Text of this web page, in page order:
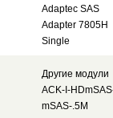
Adaptec SAS
Adapter 7805H
Single
Другие модули
ACK-I-
mSAS-.5M